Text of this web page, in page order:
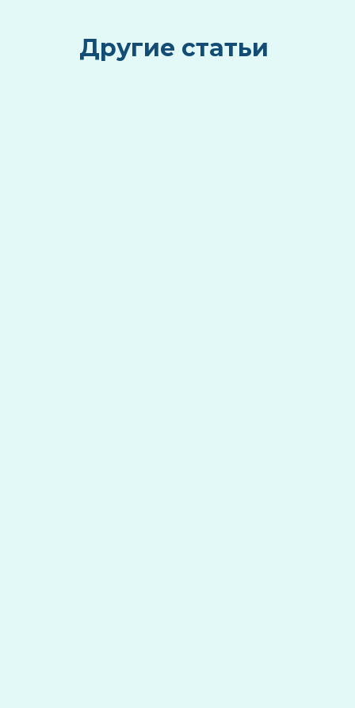
Другие статьи